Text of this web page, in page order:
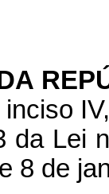
inciso
da Lei
8 de